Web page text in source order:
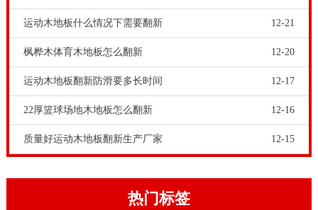
视体育木地板专业质量，但是忽略了体育木地板的铺
装。不请第三方工程队来铺装。因为第三方的工程队没
有运动木地板施工经验，铺装质量难以保障。
伴随互联网时代的发展，与互联网相关的媒体工具在现
实社会中也被运用地越来越广泛，除了电视广告、手机
移动端推广等等以外，各种传播速度异常迅速的宣传手
稳定层也是运动木地板系统不可缺少的重要辅料，稳定
运动木地板什么情况下需要翻新 12-21
枫桦木体育木地板怎么翻新 12-20
运动木地板翻新防滑要多长时间 12-17
22厚篮球场地木地板怎么翻新 12-16
质量好运动木地板翻新生产厂家 12-15
热门标签